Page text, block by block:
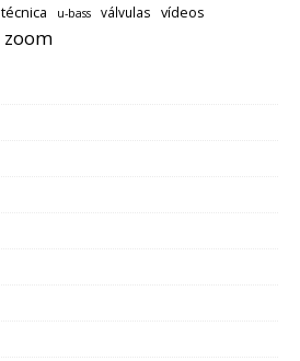
técnica u-bass válvulas vídeos
zoom